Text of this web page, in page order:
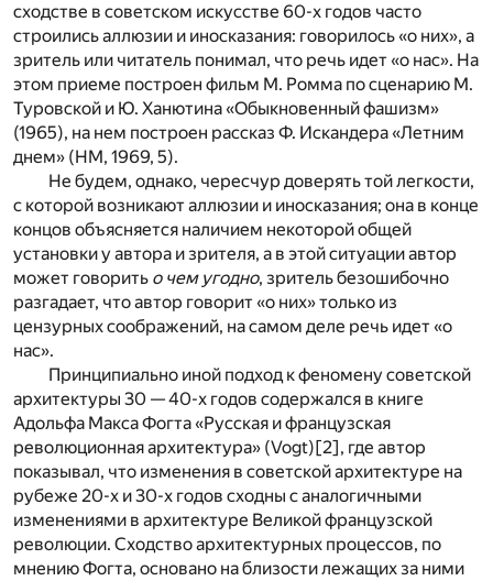
сходстве в советском искусстве 60-х годов часто
строились аллюзии и иносказания: говорилось «о них», а
зритель или читатель понимал, что речь идет «о нас». На
этом приеме построен фильм М. Ромма по сценарию М.
Туровской и Ю. Ханютина «Обыкновенный фашизм»
(1965), на нем построен рассказ Ф. Искандера «Летним
днем» (НМ, 1969, 5).
Не будем, однако, чересчур доверять той легкости,
с которой возникают аллюзии и иносказания; она в конце
концов объясняется наличием некоторой общей
установки у автора и зрителя, а в этой ситуации автор
может говорить о чем угодно, зритель безошибочно
разгадает, что автор говорит «о них» только из
цензурных соображений, на самом деле речь идет «о
нас».
Принципиально иной подход к феномену советской
архитектуры 30 — 40-х годов содержался в книге
Адольфа Макса Фогта «Русская и французская
революционная архитектура» (Vogt)[2], где автор
показывал, что изменения в советской архитектуре на
рубеже 20-х и 30-х годов сходны с аналогичными
изменениями в архитектуре Великой французской
революции. Сходство архитектурных процессов, по
мнению Фогта, основано на близости лежащих за ними